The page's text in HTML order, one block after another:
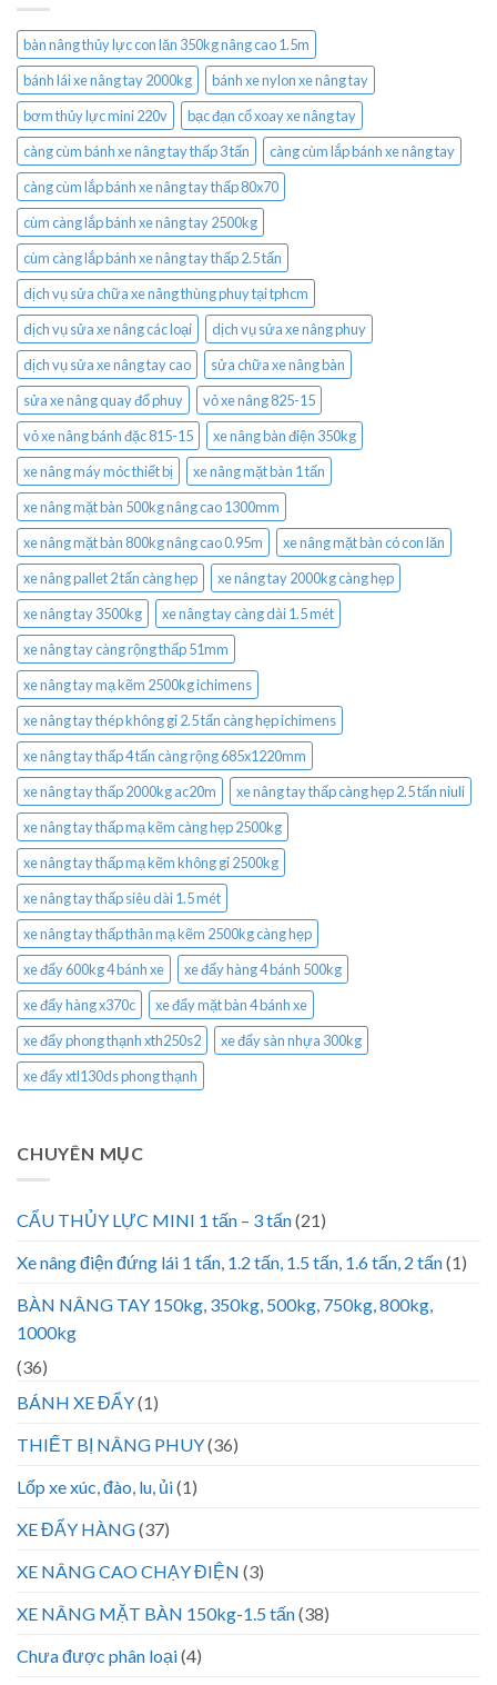
bàn nâng thủy lực con lăn 350kg nâng cao 1.5m
bánh lái xe nâng tay 2000kg
bánh xe nylon xe nâng tay
bơm thủy lực mini 220v
bạc đạn cổ xoay xe nâng tay
càng cùm bánh xe nâng tay thấp 3 tấn
càng cùm lắp bánh xe nâng tay
càng cùm lắp bánh xe nâng tay thấp 80x70
cùm càng lắp bánh xe nâng tay 2500kg
cùm càng lắp bánh xe nâng tay thấp 2.5 tấn
dịch vụ sửa chữa xe nâng thùng phuy tại tphcm
dịch vụ sửa xe nâng các loại
dịch vụ sửa xe nâng phuy
dịch vụ sửa xe nâng tay cao
sửa chữa xe nâng bàn
sửa xe nâng quay đổ phuy
vỏ xe nâng 825-15
vỏ xe nâng bánh đặc 815-15
xe nâng bàn điện 350kg
xe nâng máy móc thiết bị
xe nâng mặt bàn 1 tấn
xe nâng mặt bàn 500kg nâng cao 1300mm
xe nâng mặt bàn 800kg nâng cao 0.95m
xe nâng mặt bàn có con lăn
xe nâng pallet 2 tấn càng hẹp
xe nâng tay 2000kg càng hẹp
xe nâng tay 3500kg
xe nâng tay càng dài 1.5 mét
xe nâng tay càng rộng thấp 51mm
xe nâng tay mạ kẽm 2500kg ichimens
xe nâng tay thép không gỉ 2.5 tấn càng hẹp ichimens
xe nâng tay thấp 4 tấn càng rộng 685x1220mm
xe nâng tay thấp 2000kg ac20m
xe nâng tay thấp càng hẹp 2.5 tấn niuli
xe nâng tay thấp mạ kẽm càng hẹp 2500kg
xe nâng tay thấp mạ kẽm không gỉ 2500kg
xe nâng tay thấp siêu dài 1.5 mét
xe nâng tay thấp thân mạ kẽm 2500kg càng hẹp
xe đẩy 600kg 4 bánh xe
xe đẩy hàng 4 bánh 500kg
xe đẩy hàng x370c
xe đẩy mặt bàn 4 bánh xe
xe đẩy phong thạnh xth250s2
xe đẩy sàn nhựa 300kg
xe đẩy xtl130ds phong thạnh
CHUYÊN MỤC
CẨU THỦY LỰC MINI 1 tấn – 3 tấn(21)
Xe nâng điện đứng lái 1 tấn, 1.2 tấn, 1.5 tấn, 1.6 tấn, 2 tấn(1)
BÀN NÂNG TAY 150kg, 350kg, 500kg, 750kg, 800kg,
1000kg
(36)
BÁNH XE ĐẨY(1)
THIẾT BỊ NÂNG PHUY(36)
Lốp xe xúc, đào, lu, ủi(1)
XE ĐẨY HÀNG(37)
XE NÂNG CAO CHẠY ĐIỆN (3)
XE NÂNG MẶT BÀN 150kg-1.5 tấn(38)
Chưa được phân loại(4)